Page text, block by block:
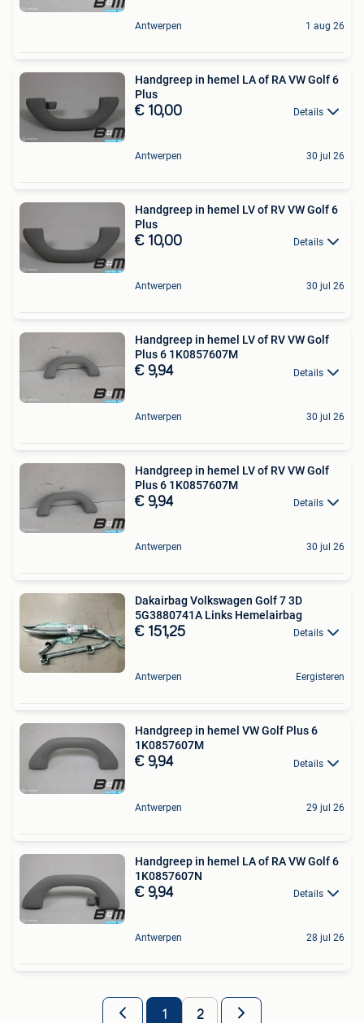
Antwerpen 1 aug 26
Handgreep in hemel LA of RA VW Golf 6
Plus
€ 10,00 Details
Antwerpen 30 jul 26
Handgreep in hemel LV of RV VW Golf 6
Plus
€ 10,00 Details
Antwerpen 30 jul 26
Handgreep in hemel LV of RV VW Golf
Plus 6 1K0857607M
€ 9,94 Details
Antwerpen 30 jul 26
Handgreep in hemel LV of RV VW Golf
Plus 6 1K0857607M
€ 9,94 Details
Antwerpen 30 jul 26
Dakairbag Volkswagen Golf 7 3D
5G3880741A Links Hemelairbag
€ 151,25 Details
Antwerpen Eergisteren
Handgreep in hemel VW Golf Plus 6
1K0857607M
€ 9,94 Details
Antwerpen 29 jul 26
Handgreep in hemel LA of RA VW Golf 6
1K0857607N
€ 9,94 Details
Antwerpen 28 jul 26
1 2